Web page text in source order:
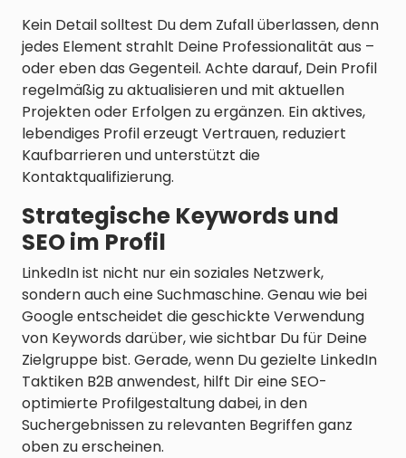
Kein Detail solltest Du dem Zufall überlassen, denn
jedes Element strahlt Deine Professionalität aus –
oder eben das Gegenteil. Achte darauf, Dein Profil
regelmäßig zu aktualisieren und mit aktuellen
Projekten oder Erfolgen zu ergänzen. Ein aktives,
lebendiges Profil erzeugt Vertrauen, reduziert
Kaufbarrieren und unterstützt die
Kontaktqualifizierung.
Strategische Keywords und
SEO im Profil
LinkedIn ist nicht nur ein soziales Netzwerk,
sondern auch eine Suchmaschine. Genau wie bei
Google entscheidet die geschickte Verwendung
von Keywords darüber, wie sichtbar Du für Deine
Zielgruppe bist. Gerade, wenn Du gezielte LinkedIn
Taktiken B2B anwendest, hilft Dir eine SEO-
optimierte Profilgestaltung dabei, in den
Suchergebnissen zu relevanten Begriffen ganz
oben zu erscheinen.